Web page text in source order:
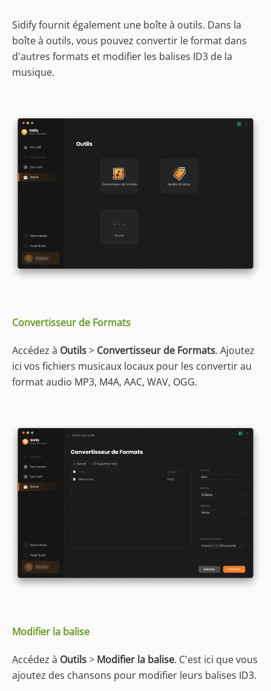
Sidify fournit également une boîte à outils. Dans la
boîte à outils, vous pouvez convertir le format dans
d'autres formats et modifier les balises ID3 de la
musique.
Convertisseur de Formats
Accédez à Outils> Convertisseur de Formats. Ajoutez
ici vos fichiers musicaux locaux pour les convertir au
format audio MP3, M4A, AAC, WAV, OGG.
Modifier la balise
Accédez à Outils> Modifier la balise. C'est ici que vous
ajoutez des chansons pour modifier leurs balises ID3.